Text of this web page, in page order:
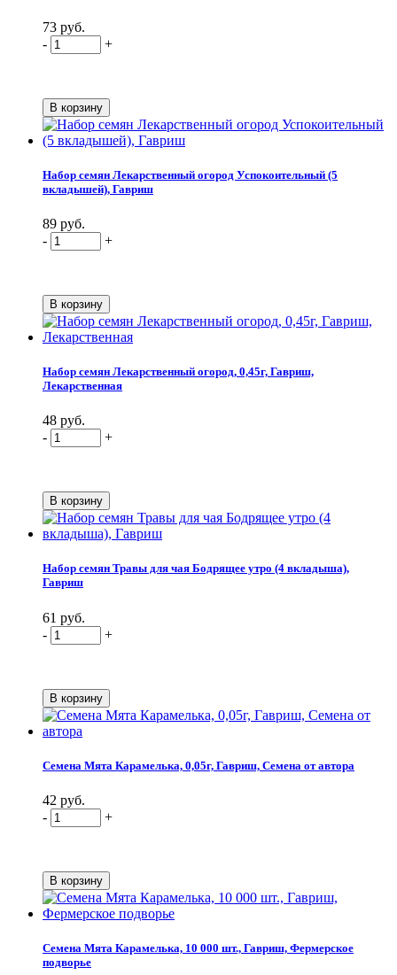
73 руб.
-
+
Набор семян Лекарственный огород Успокоительный (5
вкладышей), Гавриш
89 руб.
-
+
Набор семян Лекарственный огород, 0,45г, Гавриш,
Лекарственная
48 руб.
-
+
Набор семян Травы для чая Бодрящее утро (4 вкладыша),
Гавриш
61 руб.
-
+
Семена Мята Карамелька, 0,05г, Гавриш, Семена от автора
42 руб.
-
+
Семена Мята Карамелька, 10 000 шт., Гавриш, Фермерское
подворье